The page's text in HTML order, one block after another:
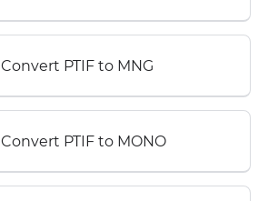
Convert PTIF to MNG
Convert PTIF to MONO